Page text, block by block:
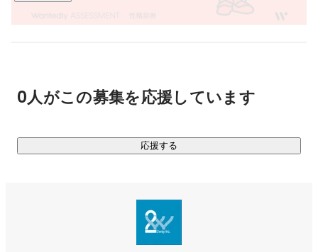
0人がこの募集を応援しています
応援する